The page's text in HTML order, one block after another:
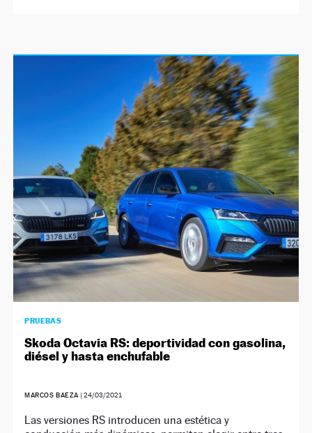
PRUEBAS
Skoda Octavia RS: deportividad con gasolina,
diésel y hasta enchufable
MARCOS BAEZA |24/03/2021
Las versiones RS introducen una estética y